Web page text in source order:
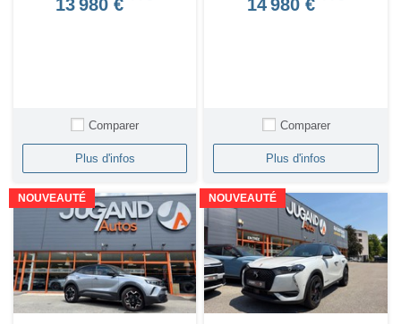
13 980 €
Comparer
Plus d'infos
14 980 €
Comparer
Plus d'infos
NOUVEAUTÉ NOUVEAUTÉ